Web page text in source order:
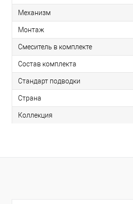
Механизм
Монтаж
Смеситель в комплекте
Состав комплекта
Стандарт подводки
Страна
Коллекция